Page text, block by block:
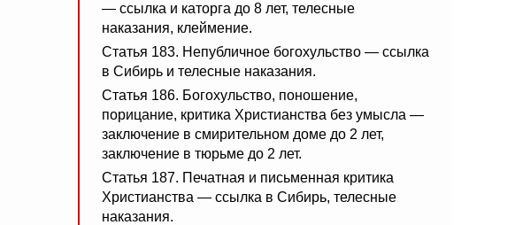
— ссылка и каторга до 8 лет, телесные
наказания, клеймение.
Статья 183. Непубличное богохульство — ссылка
в Сибирь и телесные наказания.
Статья 186. Богохульство, поношение,
порицание, критика Христианства без умысла —
заключение в смирительном доме до 2 лет,
заключение в тюрьме до 2 лет.
Статья 187. Печатная и письменная критика
Христианства — ссылка в Сибирь, телесные
наказания.